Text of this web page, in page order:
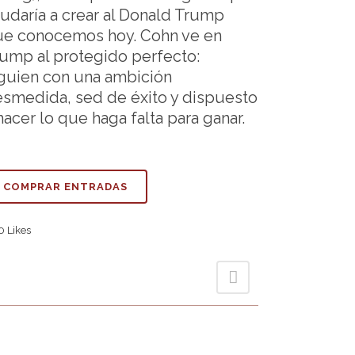
a crear al Donald Trump
conocemos hoy. Cohn ve en
al protegido perfecto:
con una ambición
sed de éxito y dispuesto
lo que haga falta para ganar.
COMPRAR ENTRADAS
Likes